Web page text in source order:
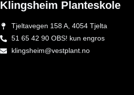
Klingsheim Planteskole
Tjeltavegen 158 A, 4054 Tjelta
51 65 42 90 OBS! kun engros
klingsheim@vestplant.no